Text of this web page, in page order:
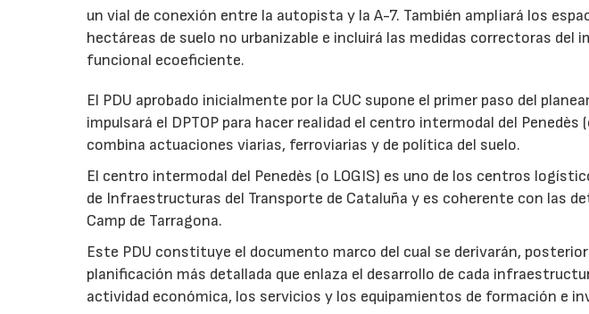
un vial de conexión entre la autopista y la A-7. También ampliará los
hectáreas de suelo no urbanizable e incluirá las medidas correctoras del
funcional ecoeficiente.
El PDU aprobado inicialmente por la CUC supone el primer paso del
impulsará el DPTOP para hacer realidad el centro intermodal del Penedès
combina actuaciones viarias, ferroviarias y de política del suelo.
El centro intermodal del Penedès (o LOGIS) es uno de los centros
de Infraestructuras del Transporte de Cataluña y es coherente con las
Camp de Tarragona.
Este PDU constituye el documento marco del cual se derivarán,
planificación más detallada que enlaza el desarrollo de cada
actividad económica, los servicios y los equipamientos de formación e